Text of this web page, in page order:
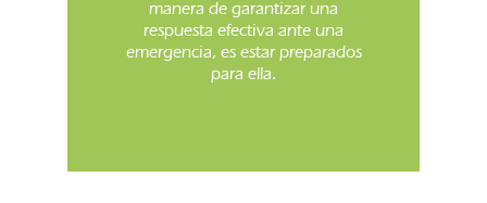
manera de garantizar una
respuesta efectiva ante una
emergencia, es estar preparados
para ella.